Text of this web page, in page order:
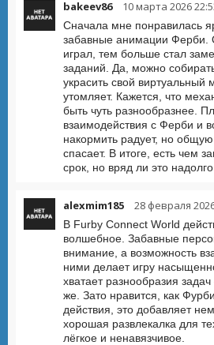
bakeev86 10 марта 2026
Сначала мне понравилась
забавные анимации Ферби.
играл, тем больше стал
заданий. Да, можно
украсить свой виртуальный
утомляет. Кажется, что
быть чуть разнообразнее.
взаимодействия с Ферби и
накормить радует, но общую
спасает. В итоге, есть чем
срок, но вряд ли это надолго
alexmim185 28 февраля
В Furby Connect World
волшебное. Забавные
внимание, а возможность
ними делает игру
хватает разнообразия
же. Зато нравится, как
действия, это добавляет
хорошая развлекалка для
лёгкое и ненавязчивое.